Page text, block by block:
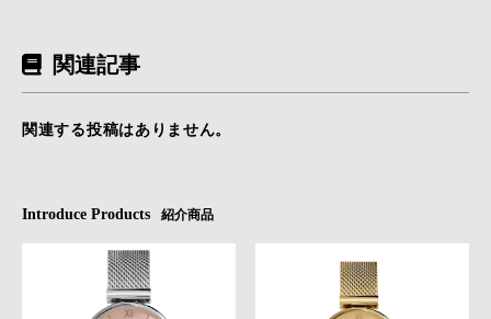
関連記事
関連する投稿はありません。
Introduce Products 紹介商品